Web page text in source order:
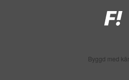
Byggd med